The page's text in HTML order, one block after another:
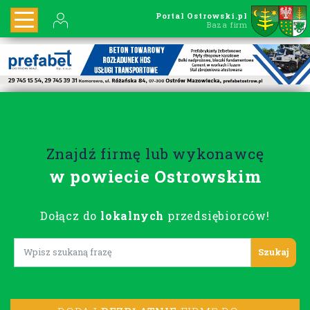
Portal Ostrowski.pl
Baza firm
Znajdź firmę lub wykonawcę
w powiecie Ostrowskim
Dołącz do lokalnych przedsiębiorców!
Lorem ipsum